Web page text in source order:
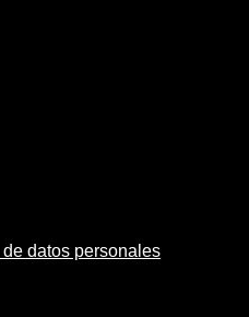
datos personales